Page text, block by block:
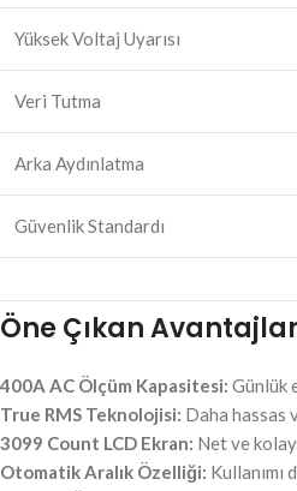
Yüksek Voltaj Uyarısı
Veri Tutma
Arka Aydınlatma
Güvenlik Standardı
Öne Çıkan Avantajlar
400A AC Ölçüm Kapasitesi: Günlük
True RMS Teknolojisi: Daha hassas
3099 Count LCD Ekran: Net ve
Otomatik Aralık Özelliği: